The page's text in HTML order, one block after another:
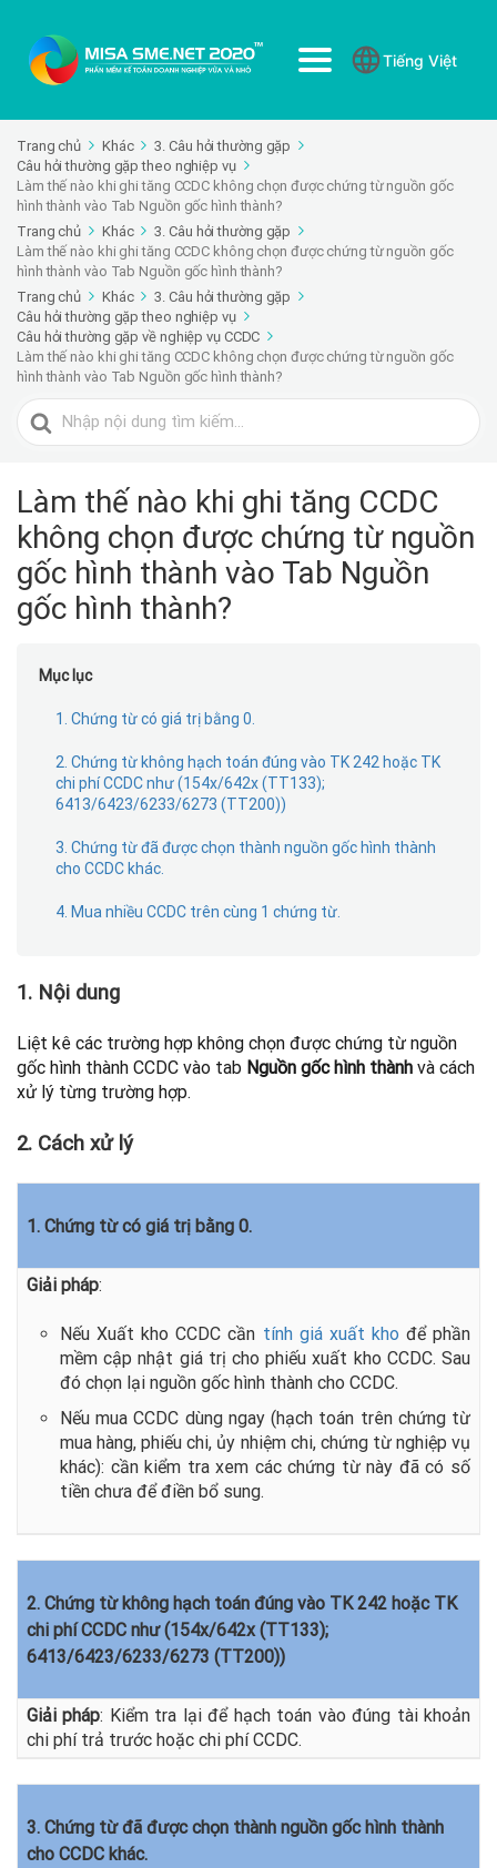
Tiếng Việt
Trang chủ Khác
3. Câu hỏi thường gặp
Câu hỏi thường gặp theo nghiệp vụ
Làm thế nào khi ghi tăng CCDC không chọn được chứng từ nguồn gốc
hình thành vào Tab Nguồn gốc hình thành?
Trang chủ
Khác
3. Câu hỏi thường gặp
Làm thế nào khi ghi tăng CCDC không chọn được chứng từ nguồn gốc
hình thành vào Tab Nguồn gốc hình thành?
Trang chủ
Khác
3. Câu hỏi thường gặp
Câu hỏi thường gặp theo nghiệp vụ
Câu hỏi thường gặp về nghiệp vụ CCDC
Làm thế nào khi ghi tăng CCDC không chọn được chứng từ nguồn gốc
hình thành vào Tab Nguồn gốc hình thành?
Tìm
kiếm
Làm thế nào khi ghi tăng CCDC
không chọn được chứng từ nguồn
gốc hình thành vào Tab Nguồn
gốc hình thành?
Mục lục
1. Chứng từ có giá trị bằng 0.
2. Chứng từ không hạch toán đúng vào TK 242 hoặc TK
chi phí CCDC như (154x/642x (TT133);
6413/6423/6233/6273 (TT200))
3. Chứng từ đã được chọn thành nguồn gốc hình thành
cho CCDC khác.
4. Mua nhiều CCDC trên cùng 1 chứng từ.
1. Nội dung
Liệt kê các trường hợp không chọn được chứng từ nguồn
gốc hình thành CCDC vào tab Nguồn gốc hình thành và cách
xử lý từng trường hợp.
2. Cách xử lý
1. Chứng từ có giá trị bằng 0.
Giải pháp:
Nếu Xuất kho CCDC cần tính giá xuất kho để phần
mềm cập nhật giá trị cho phiếu xuất kho CCDC. Sau
đó chọn lại nguồn gốc hình thành cho CCDC.
Nếu mua CCDC dùng ngay (hạch toán trên chứng từ
mua hàng, phiếu chi, ủy nhiệm chi, chứng từ nghiệp vụ
khác): cần kiểm tra xem các chứng từnày đã có số
tiền chưa để điền bổ sung.
2. Chứng từ không hạch toán đúng vào TK 242 hoặc TK
chi phí CCDC như (154x/642x (TT133);
6413/6423/6233/6273 (TT200))
Giải pháp: Kiểm tra lại để hạch toán vào đúng tài khoản
chi phí trả trước hoặc chi phí CCDC.
3. Chứng từ đã được chọn thành nguồn gốc hình thành
cho CCDC khác.